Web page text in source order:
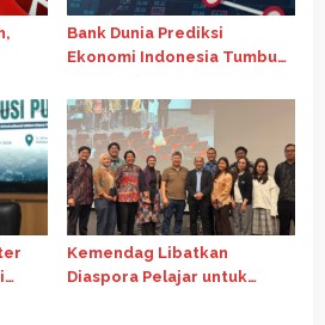
Bank Dunia Prediksi
Ekonomi Indonesia Tumbuh
Target APBN
Kemendag Libatkan
Diaspora Pelajar untuk